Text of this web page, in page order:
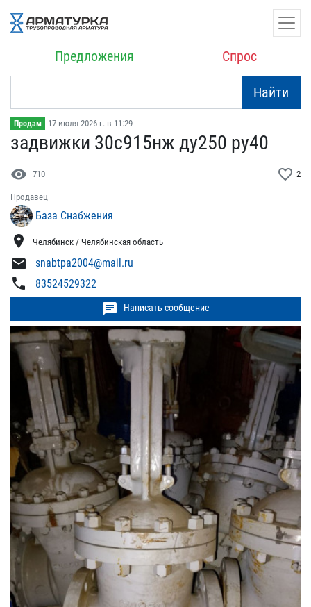
Предложения Спрос
Найти
Продам 17 июля 2026 г. в 11:29
задвижки 30с915нж ду250 ​ру40
visibility 710 favorite_border 2
Продавец
База Снабжения
location_on Челябинск / Челябинская область
mail snabtpa2004@mail.ru
phone 83524529322
chat Написать сообщение